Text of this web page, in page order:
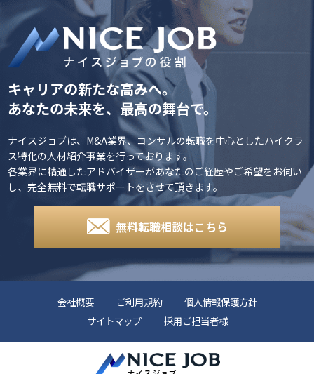
キャリアの新たな高みへ。
あなたの未来を、最高の舞台で。
ナイスジョブは、M&A業界、コンサルの転職を中心としたハイクラ
ス特化の人材紹介事業を行っております。
各業界に精通したアドバイザーがあなたのご経歴やご希望をお伺い
し、完全無料で転職サポートをさせて頂きます。
無料転職相談はこちら
会社概要 ご利用規約
個人情報保護方針
サイトマップ
採用ご担当者様